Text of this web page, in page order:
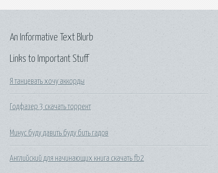
Links to Important Stuff
Я танцевать хочу аккорды
Годфазер 3 скачать торрент
Минус буду давить буду бить гадов
Английский для начинающих книга скачать fb2
An Informative Text Blurb